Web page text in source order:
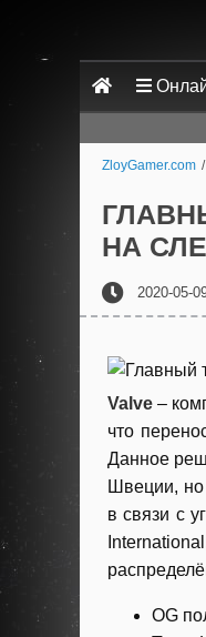
ZloyGamer.com /
НА
2020-05-
Valve –
что
Данное
Швеции, но
в связи с
OG